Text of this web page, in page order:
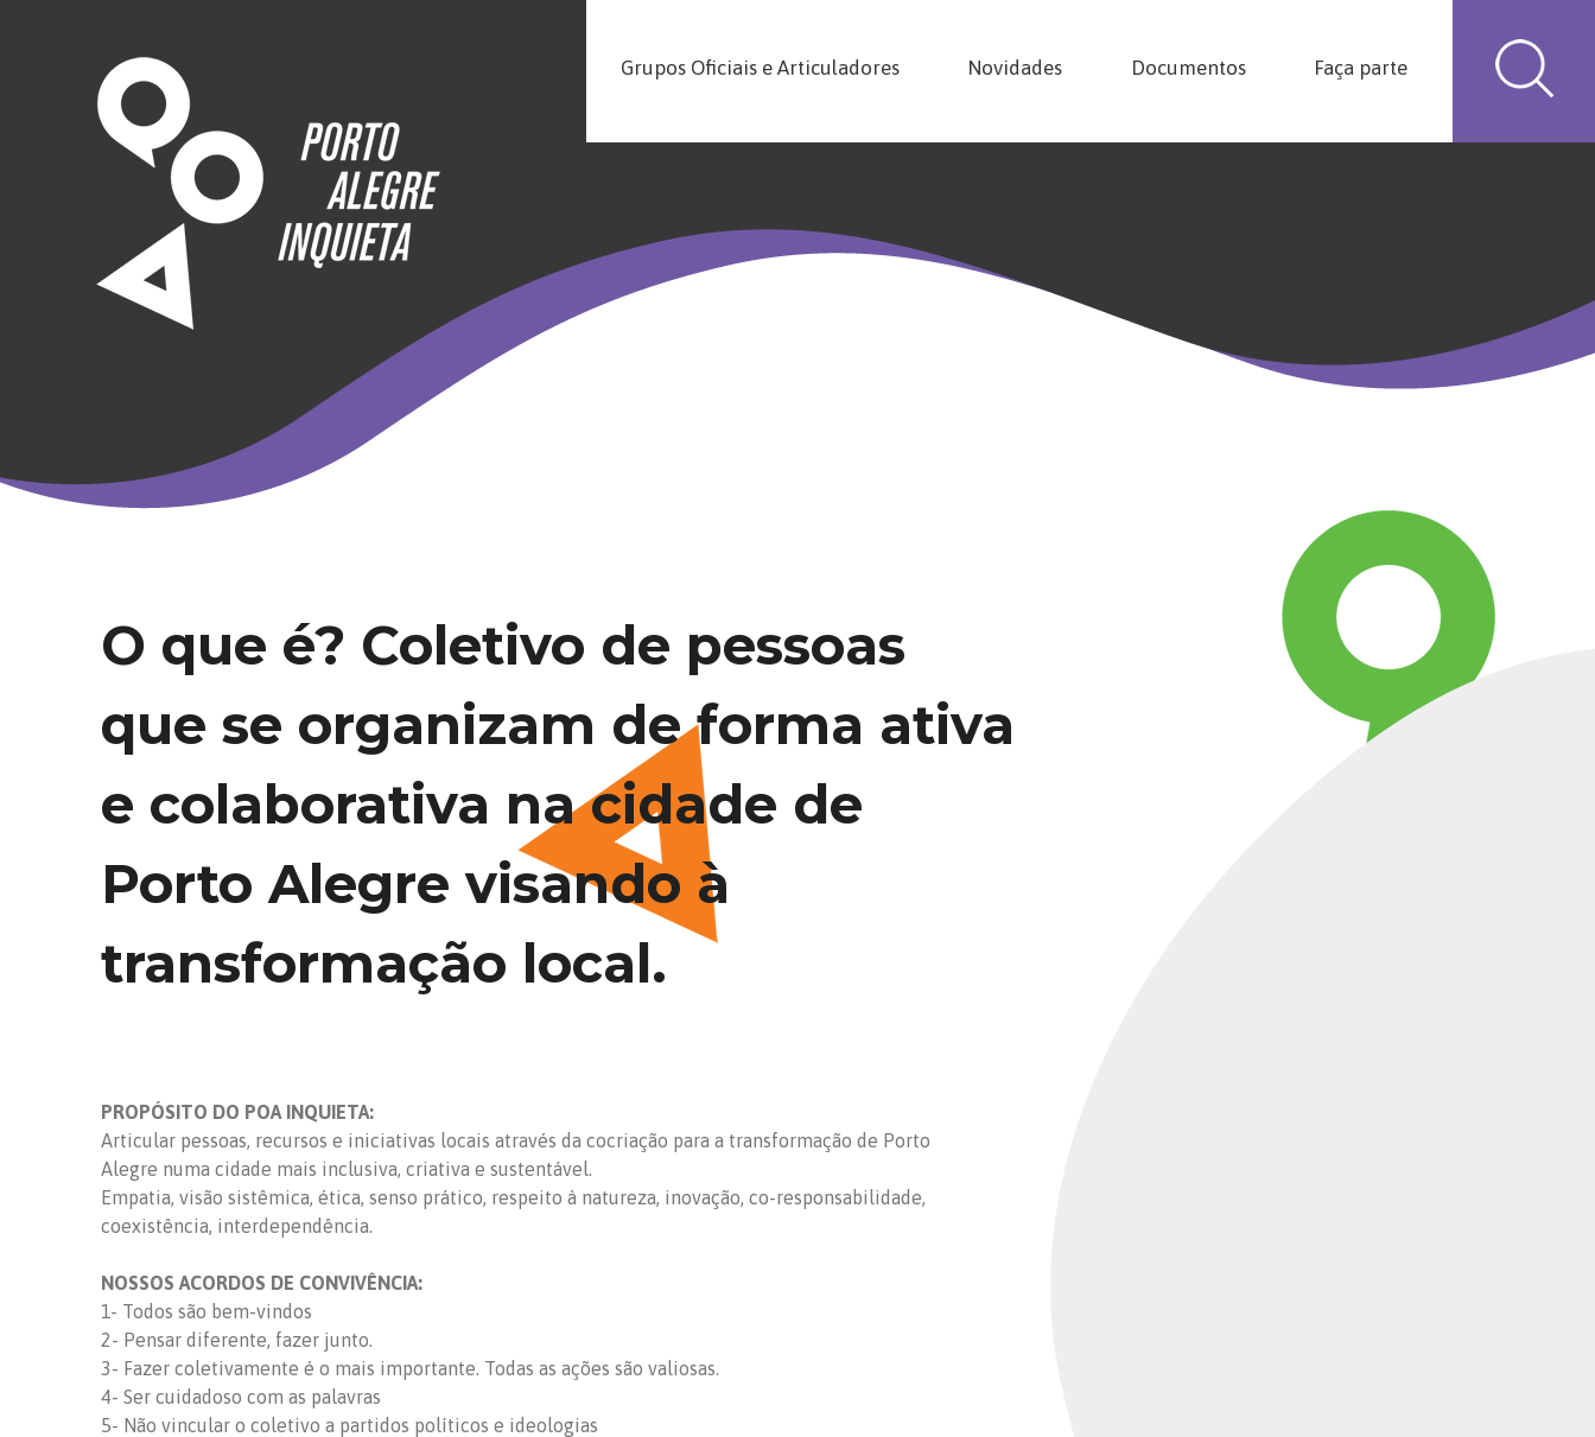
Grupos Oficiais e Articuladores Novidades Documentos Faça parte
O que é? Coletivo de pessoas
que se organizam de forma ativa
e colaborativa na cidade de
Porto Alegre visando à
transformação local.
PROPÓSITO DO POA INQUIETA:
Articular pessoas, recursos e iniciativas locais através da cocriação para a transformação de Porto
Alegre numa cidade mais inclusiva, criativa e sustentável.
Empatia, visão sistêmica, ética, senso prático, respeito à natureza, inovação, co-responsabilidade,
coexistência, interdependência.
NOSSOS ACORDOS DE CONVIVÊNCIA:
1- Todos são bem-vindos
2- Pensar diferente, fazer junto.
3- Fazer coletivamente é o mais importante. Todas as ações são valiosas.
4- Ser cuidadoso com as palavras
5- Não vincular o coletivo a partidos políticos e ideologias